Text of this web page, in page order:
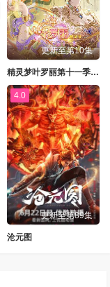
更新至第10集
精灵梦叶罗丽第十一季（下）
4.0
更新至第89集
沧元图